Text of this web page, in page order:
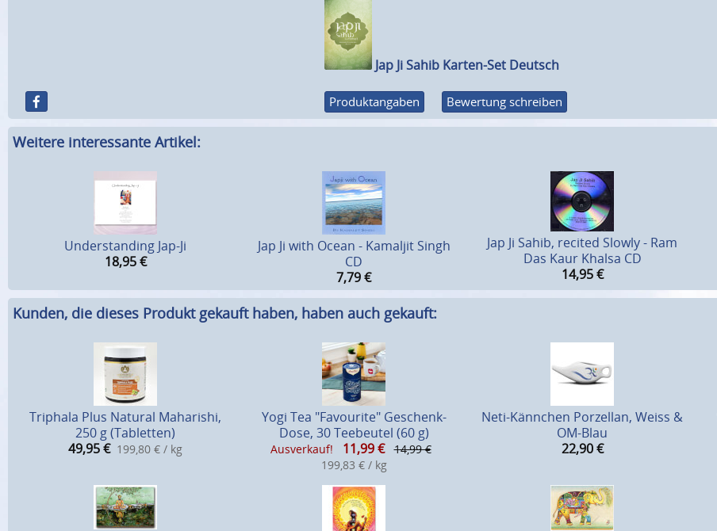
Jap Ji Sahib Karten-Set Deutsch
Produktangaben Bewertung schreiben
Weitere interessante Artikel:
Understanding Jap-Ji
18,95 €
Jap Ji with Ocean - Kamaljit Singh
CD
7,79€
Jap Ji Sahib, recited Slowly - Ram
Das Kaur Khalsa CD
14,95 €
Kunden, die dieses Produkt gekauft haben, haben auch gekauft:
Triphala Plus Natural Maharishi,
250 g (Tabletten)
49,95€ 199,80 € / kg
Yogi Tea "Favourite" Geschenk-
Dose, 30 Teebeutel (60 g)
Ausverkauf! 11,99 €
14,99 €
199,83 € / kg
Neti-Kännchen Porzellan, Weiss &
OM-Blau
22,90 €